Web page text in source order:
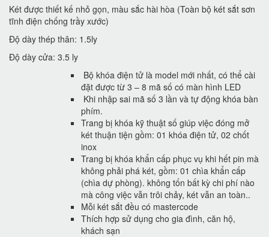
Két được thiết kế nhỏ gọn, màu sắc hài hòa (Toàn bộ két sắt sơn
tĩnh điện chống trầy xước)
Độ dày thép thân: 1.5ly
Độ dày cửa: 3.5 ly
Bộ khóa điện tử là model mới nhất, có thể cài
đặt được từ 3 – 8 mã số có màn hình LED
Khi nhập sai mã số 3 lần và tự động khóa bàn
phím.
Trang bị khóa kỹ thuật số giúp việc đóng mở
két thuận tiện gồm: 01 khóa điện tử, 02 chốt
inox
Trang bị khóa khẩn cấp phục vụ khi hết pin mà
không phải phá két, gồm: 01 chìa khẩn cấp
(chìa dự phòng). không tốn bất kỳ chi phí nào
mà công việc vẫn trôi chảy, két vẫn an toàn..
Mỗi két sắt đều có mastercode
Thích hợp sử dụng cho gia đình, căn hộ,
khách sạn